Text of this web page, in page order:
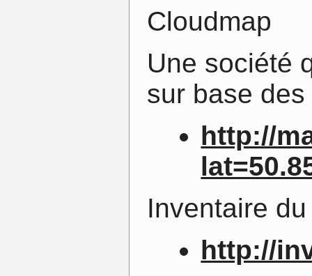
Cloudmap
Une société
sur base
http://
Inventaire
http://